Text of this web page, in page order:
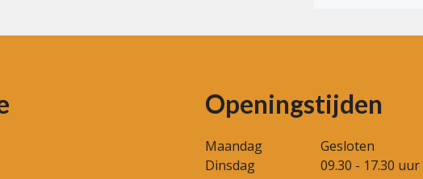
Openingstijden
Maandag
Gesloten
Dinsdag
09.30 - 17.30 uur